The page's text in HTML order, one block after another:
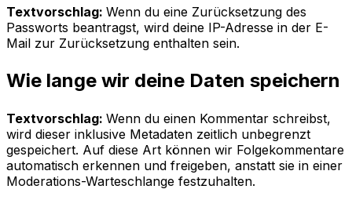
Textvorschlag: Wenn du eine Zurücksetzung des
Passworts beantragst, wird deine IP-Adresse in der E-
Mail zur Zurücksetzung enthalten sein.
Wie lange wir deine Daten speichern
Textvorschlag: Wenn du einen Kommentar schreibst,
wird dieser inklusive Metadaten zeitlich unbegrenzt
gespeichert. Auf diese Art können wir Folgekommentare
automatisch erkennen und freigeben, anstatt sie in einer
Moderations-Warteschlange festzuhalten.